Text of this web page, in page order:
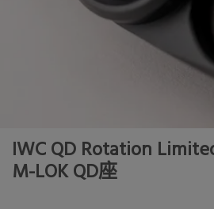
IWC QD Rotation
M-LOK QD座